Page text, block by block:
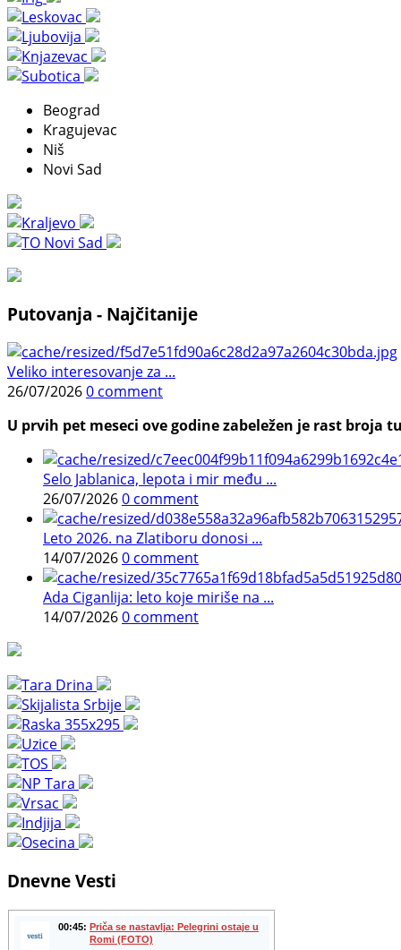
Beograd
Kragujevac
Niš
Novi Sad
Putovanja - Najčitanije
Veliko interesovanje za ...
26/07/20260 comment
U prvih pet meseci ove godine zabeležen je rast
Selo Jablanica, lepota i mir među ...
26/07/20260 comment
Leto 2026. na Zlatiboru donosi ...
14/07/20260 comment
Ada Ciganlija: leto koje miriše na ...
14/07/20260 comment
Dnevne Vesti